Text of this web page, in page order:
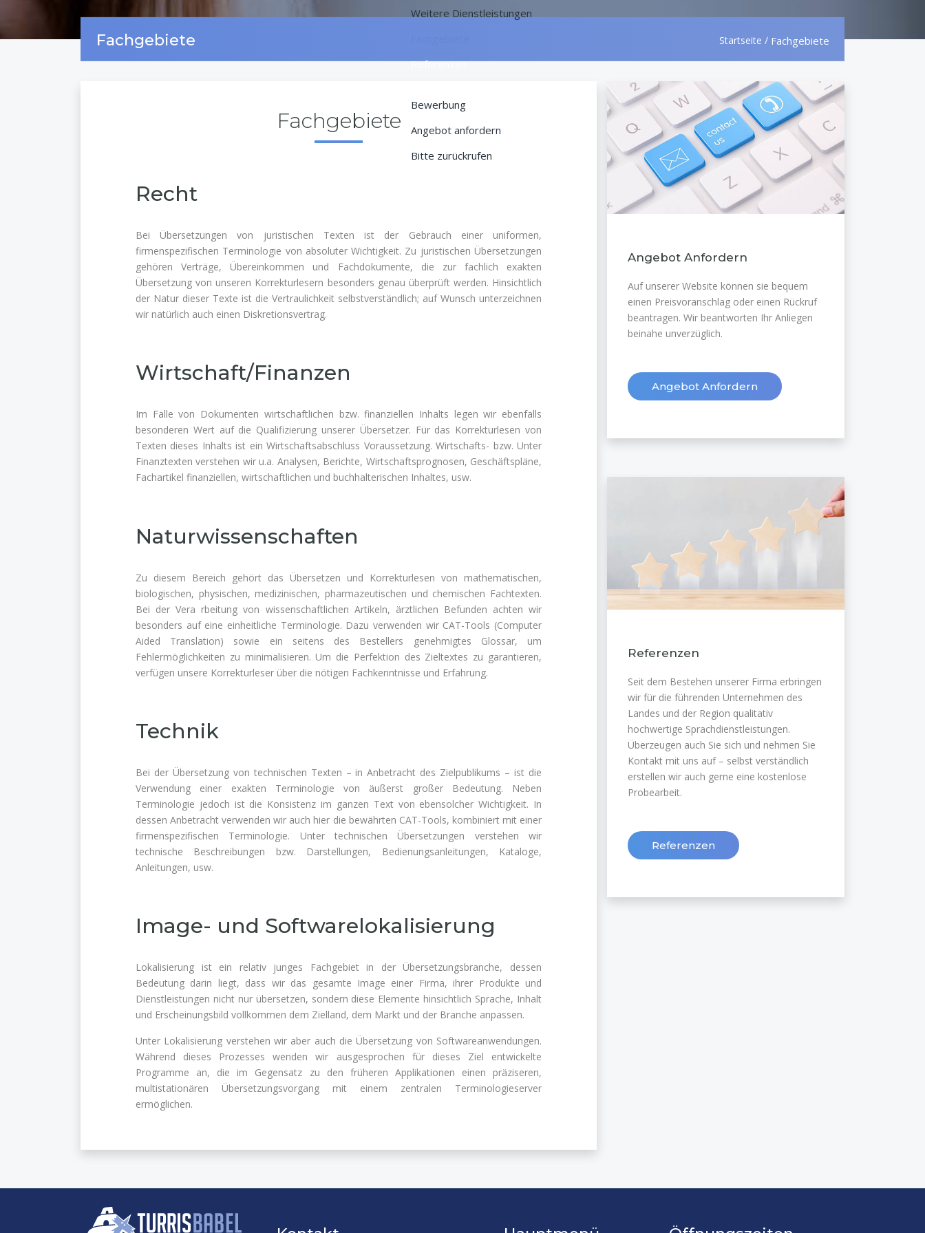
Weitere Dienstleistungen
Referenzen
Bewerbung
Angebot anfordern
Bitte zurückrufen
Fachgebiete Startseite / Fachgebiete
Fachgebiete
Recht
Bei Übersetzungen von juristischen Texten ist der Gebrauch einer uniformen,
firmenspezifischen Terminologie von absoluter Wichtigkeit. Zu juristischen Übersetzungen
gehören Verträge, Übereinkommen und Fachdokumente, die zur fachlich exakten
Übersetzung von unseren Korrekturlesern besonders genau überprüft werden. Hinsichtlich
der Natur dieser Texte ist die Vertraulichkeit selbstverständlich; auf Wunsch unterzeichnen
wir natürlich auch einen Diskretionsvertrag.
Wirtschaft/Finanzen
Im Falle von Dokumenten wirtschaftlichen bzw. finanziellen Inhalts legen wir ebenfalls
besonderen Wert auf die Qualifizierung unserer Übersetzer. Für das Korrekturlesen von
Texten dieses Inhalts ist ein Wirtschaftsabschluss Voraussetzung. Wirtschafts- bzw. Unter
Finanztexten verstehen wir u.a. Analysen, Berichte, Wirtschaftsprognosen, Geschäftspläne,
Fachartikel finanziellen, wirtschaftlichen und buchhalterischen Inhaltes, usw.
Naturwissenschaften
Zu diesem Bereich gehört das Übersetzen und Korrekturlesen von mathematischen,
biologischen, physischen, medizinischen, pharmazeutischen und chemischen Fachtexten.
Bei der Vera rbeitung von wissenschaftlichen Artikeln, ärztlichen Befunden achten wir
besonders auf eine einheitliche Terminologie. Dazu verwenden wir CAT-Tools (Computer
Aided Translation) sowie ein seitens des Bestellers genehmigtes Glossar, um
Fehlermöglichkeiten zu minimalisieren. Um die Perfektion des Zieltextes zu garantieren,
verfügen unsere Korrekturleser über die nötigen Fachkenntnisse und Erfahrung.
Technik
Bei der Übersetzung von technischen Texten – in Anbetracht des Zielpublikums – ist die
Verwendung einer exakten Terminologie von äußerst großer Bedeutung. Neben
Terminologie jedoch ist die Konsistenz im ganzen Text von ebensolcher Wichtigkeit. In
dessen Anbetracht verwenden wir auch hier die bewährten CAT-Tools, kombiniert mit einer
firmenspezifischen Terminologie. Unter technischen Übersetzungen verstehen wir
technische Beschreibungen bzw. Darstellungen, Bedienungsanleitungen, Kataloge,
Anleitungen, usw.
Image- und Softwarelokalisierung
Lokalisierung ist ein relativ junges Fachgebiet in der Übersetzungsbranche, dessen
Bedeutung darin liegt, dass wir das gesamte Image einer Firma, ihrer Produkte und
Dienstleistungen nicht nur übersetzen, sondern diese Elemente hinsichtlich Sprache, Inhalt
und Erscheinungsbild vollkommen dem Zielland, dem Markt und der Branche anpassen.
Unter Lokalisierung verstehen wir aber auch die Übersetzung von Softwareanwendungen.
Während dieses Prozesses wenden wir ausgesprochen für dieses Ziel entwickelte
Programme an, die im Gegensatz zu den früheren Applikationen einen präziseren,
multistationären Übersetzungsvorgang mit einem zentralen Terminologieserver
ermöglichen.
Angebot Anfordern
Auf unserer Website können sie bequem
einen Preisvoranschlag oder einen Rückruf
beantragen. Wir beantworten Ihr Anliegen
beinahe unverzüglich.
Angebot Anfordern
Referenzen
Seit dem Bestehen unserer Firma erbringen
wir für die führenden Unternehmen des
Landes und der Region qualitativ
hochwertige Sprachdienstleistungen.
Überzeugen auch Sie sich und nehmen Sie
Kontakt mit uns auf – selbst verständlich
erstellen wir auch gerne eine kostenlose
Probearbeit.
Referenzen